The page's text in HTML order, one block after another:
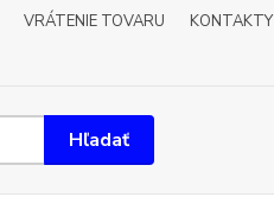
VRÁTENIE TOVARU
KONTAKTY
Hľadať